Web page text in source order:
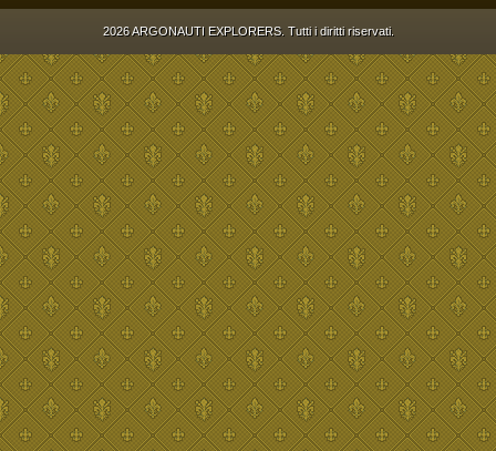
2026 ARGONAUTI EXPLORERS. Tutti i diritti riservati.